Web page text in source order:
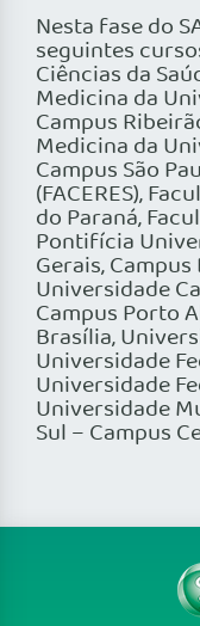
Nesta fase do
seguintes
Ciências da
Medicina da
Campus
Medicina da
Campus São
(FACERES),
do Paraná,
Pontifícia
Gerais,
Universidade
Campus Porto
Brasília,
Universidade
Universidade
Universidade
Sul – Campus